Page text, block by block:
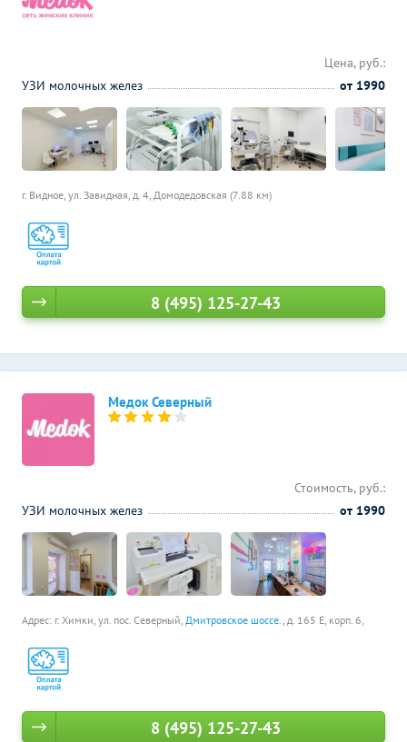
г. Видное, ул. Завидная, д. 4, Домодедовская (7.88 км)
Цена, руб.:
УЗИ молочных желез
от 1990
8 (495) 125-27-43
Медок Северный
Адрес: г. Химки, ул. пос. Северный, Дмитровское шоссе., д. 165 Е, корп. 6,
Стоимость, руб.:
УЗИ молочных желез
от 1990
8 (495) 125-27-43